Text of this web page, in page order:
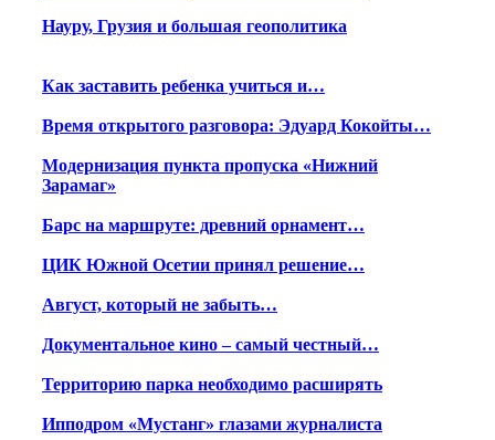
Науру, Грузия и большая геополитика
Как заставить ребенка учиться и…
Время открытого разговора: Эдуард Кокойты…
Модернизация пункта пропуска «Нижний
Зарамаг»
Барс на маршруте: древний орнамент…
ЦИК Южной Осетии принял решение…
Август, который не забыть…
Документальное кино – самый честный…
Территорию парка необходимо расширять
Ипподром «Мустанг» глазами журналиста